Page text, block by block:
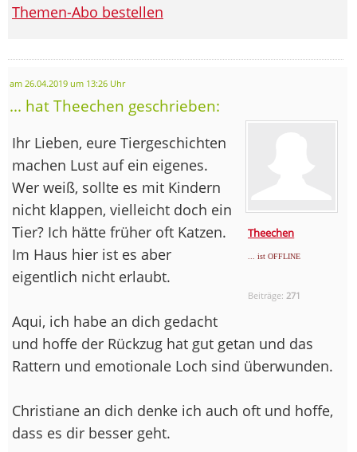
Themen-Abo bestellen
am 26.04.2019 um 13:26 Uhr
... hat Theechen geschrieben:
Theechen
... ist OFFLINE
Beiträge: 271
Ihr Lieben, eure Tiergeschichten
machen Lust auf ein eigenes.
Wer weiß, sollte es mit Kindern
nicht klappen, vielleicht doch ein
Tier? Ich hätte früher oft Katzen.
Im Haus hier ist es aber
eigentlich nicht erlaubt.
Aqui, ich habe an dich gedacht
und hoffe der Rückzug hat gut getan und das
Rattern und emotionale Loch sind überwunden.
Christiane an dich denke ich auch oft und hoffe,
dass es dir besser geht.